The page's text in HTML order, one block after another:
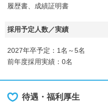
履歴書、成績証明書
採用予定人数／実績
2027年卒予定：1名～5名
前年度採用実績：0名
待遇・福利厚生